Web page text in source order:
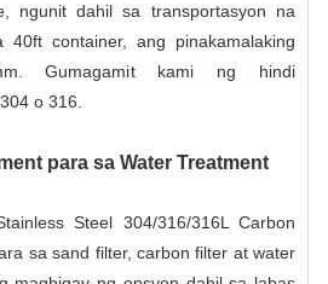
ngunit dahil sa transportasyon na
40ft container, ang pinakamalaking
Gumagamit kami ng hindi
o 316.
para sa Water Treatment
Steel 304/316/316L Carbon
sa sand filter, carbon filter at water